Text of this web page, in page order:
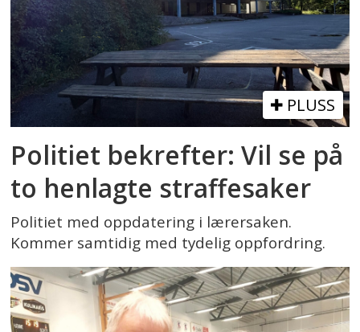
PLUSS
Politiet bekrefter: Vil se på
to henlagte straffesaker
Politiet med oppdatering i lærersaken.
Kommer samtidig med tydelig oppfordring.